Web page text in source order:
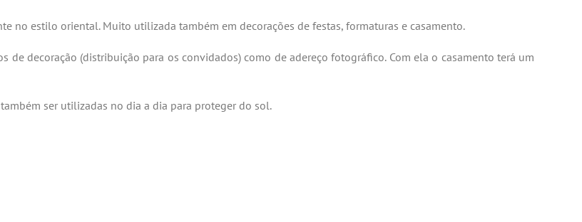
no estilo oriental. Muito utilizada também em decorações de festas, formaturas e casamento.
de decoração (distribuição para os convidados) como de adereço fotográfico. Com ela o casamento terá um
ser utilizadas no dia a dia para proteger do sol.